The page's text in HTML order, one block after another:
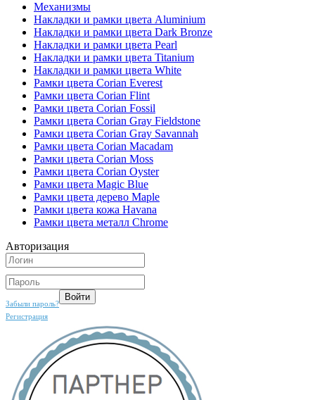
Механизмы
Накладки и рамки цвета Aluminium
Накладки и рамки цвета Dark Bronze
Накладки и рамки цвета Pearl
Накладки и рамки цвета Titanium
Накладки и рамки цвета White
Рамки цвета Corian Everest
Рамки цвета Corian Flint
Рамки цвета Corian Fossil
Рамки цвета Corian Gray Fieldstone
Рамки цвета Corian Gray Savannah
Рамки цвета Corian Macadam
Рамки цвета Corian Moss
Рамки цвета Corian Oyster
Рамки цвета Magic Blue
Рамки цвета дерево Maple
Рамки цвета кожа Havana
Рамки цвета металл Chrome
Авторизация
Забыли пароль?
Регистрация